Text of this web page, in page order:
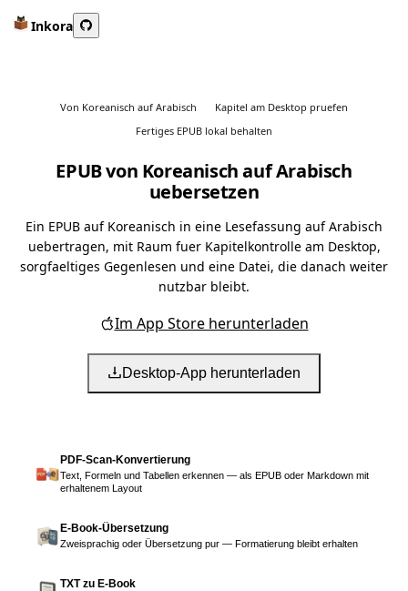
Inkora
Von Koreanisch auf Arabisch
Kapitel am Desktop pruefen
Fertiges EPUB lokal behalten
EPUB von Koreanisch auf Arabisch
uebersetzen
Ein EPUB auf Koreanisch in eine Lesefassung auf Arabisch
uebertragen, mit Raum fuer Kapitelkontrolle am Desktop,
sorgfaeltiges Gegenlesen und eine Datei, die danach weiter
nutzbar bleibt.
Im App Store herunterladen
Desktop-App herunterladen
PDF-Scan-Konvertierung
Text, Formeln und Tabellen erkennen — als EPUB oder Markdown mit
erhaltenem Layout
E-Book-Übersetzung
Zweisprachig oder Übersetzung pur — Formatierung bleibt erhalten
TXT zu E-Book